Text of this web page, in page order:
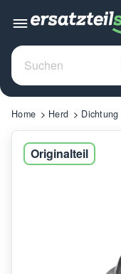
Home Herd Dichtung
Originalteil